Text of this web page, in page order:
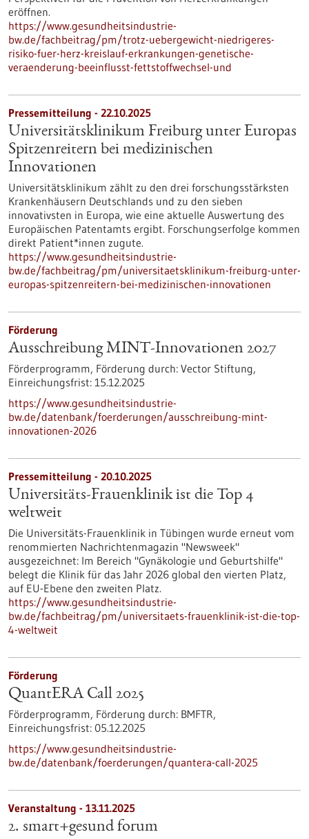
eröffnen.
https://www.gesundheitsindustrie-
bw.de/fachbeitrag/pm/trotz-uebergewicht-niedrigeres-
risiko-fuer-herz-kreislauf-erkrankungen-genetische-
veraenderung-beeinflusst-fettstoffwechsel-und
Pressemitteilung - 22.10.2025
Universitätsklinikum Freiburg unter Europas
Spitzenreitern bei medizinischen
Innovationen
Universitätsklinikum zählt zu den drei forschungsstärksten
Krankenhäusern Deutschlands und zu den sieben
innovativsten in Europa, wie eine aktuelle Auswertung des
Europäischen Patentamts ergibt. Forschungserfolge kommen
direkt Patient*innen zugute.
https://www.gesundheitsindustrie-
bw.de/fachbeitrag/pm/universitaetsklinikum-freiburg-unter-
europas-spitzenreitern-bei-medizinischen-innovationen
Förderung
Ausschreibung MINT-Innovationen 2027
Förderprogramm, Förderung durch: Vector Stiftung,
Einreichungsfrist: 15.12.2025
https://www.gesundheitsindustrie-
bw.de/datenbank/foerderungen/ausschreibung-mint-
innovationen-2026
Pressemitteilung - 20.10.2025
Universitäts-Frauenklinik ist die Top 4
weltweit
Die Universitäts-Frauenklinik in Tübingen wurde erneut vom
renommierten Nachrichtenmagazin "Newsweek"
ausgezeichnet: Im Bereich "Gynäkologie und Geburtshilfe"
belegt die Klinik für das Jahr 2026 global den vierten Platz,
auf EU-Ebene den zweiten Platz.
https://www.gesundheitsindustrie-
bw.de/fachbeitrag/pm/universitaets-frauenklinik-ist-die-top-
4-weltweit
Förderung
QuantERA Call 2025
Förderprogramm, Förderung durch: BMFTR,
Einreichungsfrist: 05.12.2025
https://www.gesundheitsindustrie-
bw.de/datenbank/foerderungen/quantera-call-2025
Veranstaltung - 13.11.2025
2. smart+gesund forum